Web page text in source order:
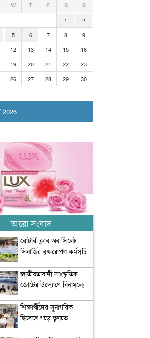
2026
W T F S S
1
2
5 6 7 8
9
12 13 14 15
16
19 20 21 22
23
26 27 28 29
30
আরো সংবাদ
রোটারী ক্লাব অব সিলেট
সিনার্জির বৃক্ষরোপণ কর্মসূচি
জাতীয়তাবাদী সাংস্কৃতিক
জোটের উদ্যোগে বিনামূল্যে
শিক্ষার্থীদের সুনাগরিক
হিসেবে গড়ে তুলতে